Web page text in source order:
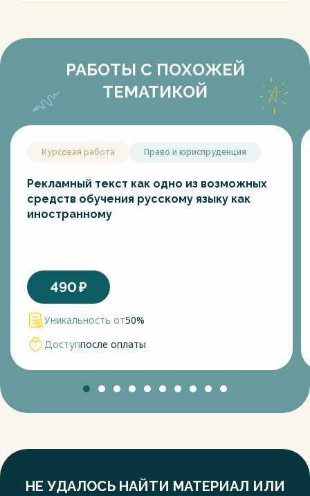
РАБОТЫ С ПОХОЖЕЙ
ТЕМАТИКОЙ
Курсовая работа Право и юриспруденция
Рекламный текст как одно из возможных
средств обучения русскому языку как
иностранному
490₽
Уникальность от50%
Доступпосле оплаты
НЕ УДАЛОСЬ НАЙТИ МАТЕРИАЛ ИЛИ